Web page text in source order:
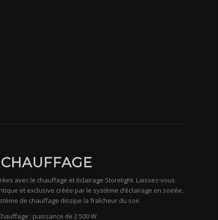
CHAUFFAGE
avec le chauffage et éclairage Storelight. Laissez-vous
et exclusive créée par le système d’éclairage en soirée,
de chauffage dissipe la fraîcheur du soir.
: puissance de 2 500 W